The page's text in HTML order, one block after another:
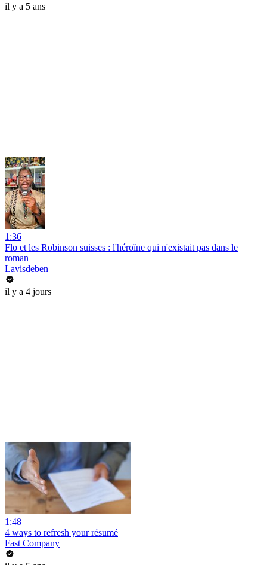
il y a 5 ans
1:36
Flo et les Robinson suisses : l'héroïne qui n'existait pas dans le
roman
Lavisdeben
il y a 4 jours
1:48
4 ways to refresh your résumé
Fast Company